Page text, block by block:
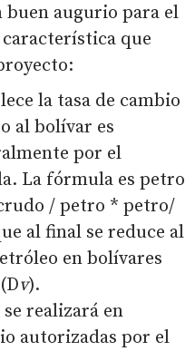
augurio para el
que
la tasa de cambio
al bolívar es
por el
La fórmula es petro
/ petro * petro/
al final se reduce al
en bolívares
v).
realizará en
autorizadas por el